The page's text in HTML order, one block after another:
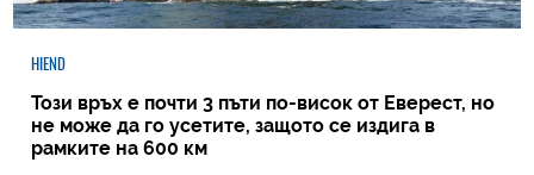
HIEND
Този връх е почти 3 пъти по-висок от Еверест, но
не може да го усетите, защото се издига в
рамките на 600 км